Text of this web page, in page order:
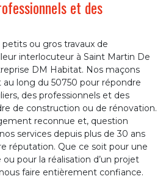
et des
ou gros travaux de
interlocuteur à Saint Martin De
DM Habitat. Nos maçons
long du 50750 pour répondre
des professionnels et des
de construction ou de rénovation.
reconnue et, question
services depuis plus de 30 ans
réputation. Que ce soit pour une
pour la réalisation d’un projet
faire entièrement confiance.